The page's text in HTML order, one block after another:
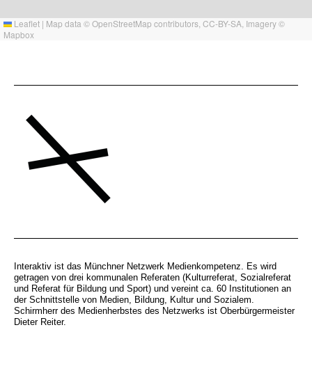
Leaflet | Map data ©OpenStreetMap contributors, CC-BY-SA , Imagery ©
Mapbox
Interaktiv ist das Münchner Netzwerk Medienkompetenz. Es wird
getragen von drei kommunalen Referaten (Kulturreferat, Sozialreferat
und Referat für Bildung und Sport) und vereint ca. 60 Institutionen an
der Schnittstelle von Medien, Bildung, Kultur und Sozialem.
Schirmherr des Medienherbstes des Netzwerks ist Oberbürgermeister
Dieter Reiter.